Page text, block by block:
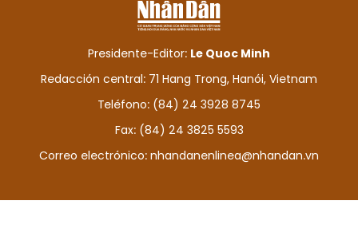
Presidente-Editor: Le Quoc Minh
Redacción central: 71 Hang Trong, Hanói, Vietnam
Teléfono: (84) 24 3928 8745
Fax: (84) 24 3825 5593
Correo electrónico: nhandanenlinea@nhandan.vn